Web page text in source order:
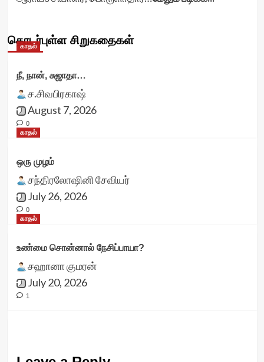
தொடர்புள்ள சிறுகதைகள்
காதல்
நீ, நான், சுஜாதா…
ச.சிவபிரகாஷ்
August 7, 2026
0
காதல்
ஒரு முழம்
சந்திரலோஷினி சேவியர்
July 26, 2026
0
காதல்
உண்மை சொன்னால் நேசிப்பாயா?
சஹானா குமரன்
July 20, 2026
1